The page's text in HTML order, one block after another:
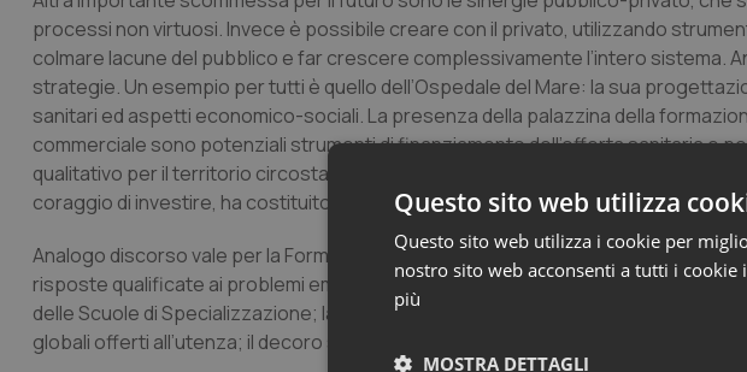
processi non virtuosi. Invece è possibile creare con il privato, utilizzando
colmare lacune del pubblico e far crescere complessivamente l’intero sistema.
strategie. Un esempio per tutti è quello dell’Ospedale del Mare: la sua
sanitari ed aspetti economico-sociali. La presenza della palazzina della
commerciale sono potenziali strumenti di finanziamento dell’offerta sanitaria e
qualitativo per il territorio circostante. Analogamente per la libera professione
coraggio di investire, ha costituito un importante introito integrativo per la Sanità
Analogo discorso vale per la Formazione Universitaria: occorre passare dalla
risposte qualificate ai problemi emergenti: la richiesta di percorsi assistenziali e
delle Scuole di Specializzazione; la coniugazione dei sti standard, con una
globali offerti all’utenza; il decoro strutturale e comportamentale.
Questo sito web utilizza
Questo sito web utilizza i cookie per
nostro sito web acconsenti a tutti i
più
MOSTRA DETTAGLI